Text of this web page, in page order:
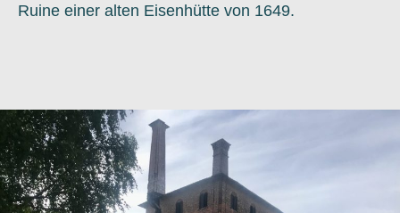
Ruine einer alten Eisenhütte von 1649.